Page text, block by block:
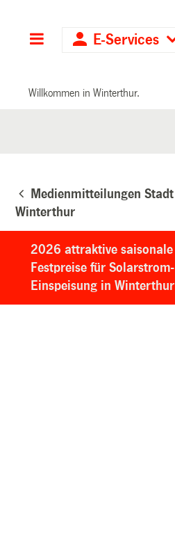
Hauptnavigation
E-Services
Willkommen in Winterthur.
Medienmitteilungen Stadt
Winterthur
2026 attraktive saisonale
Festpreise für Solarstrom-
Einspeisung in Winterthur